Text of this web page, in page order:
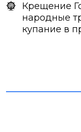
Крещение
народные
купание в